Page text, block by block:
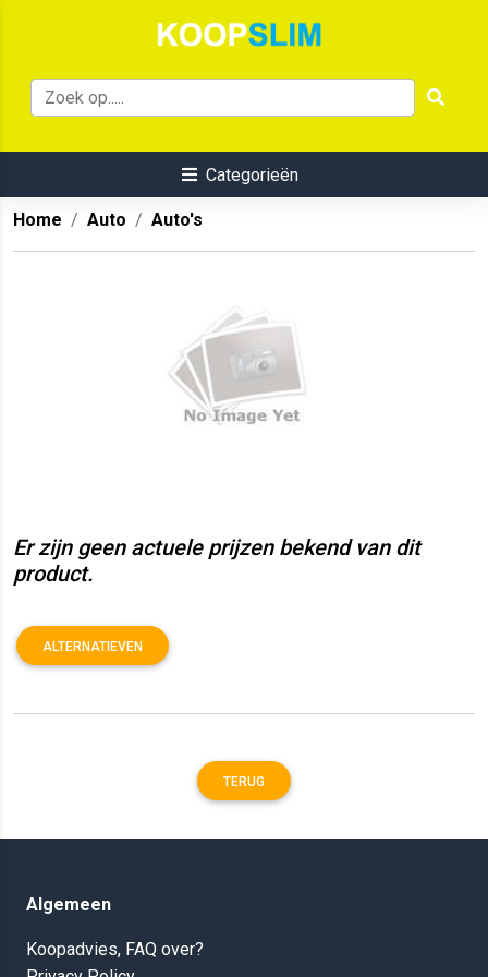
Categorieën
Home Auto Auto's
Er zijn geen actuele prijzen bekend van dit
product.
ALTERNATIEVEN
TERUG
Algemeen
Koopadvies, FAQ over?